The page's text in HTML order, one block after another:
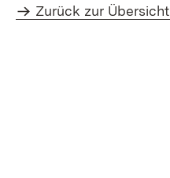
Zurück zur Übersicht